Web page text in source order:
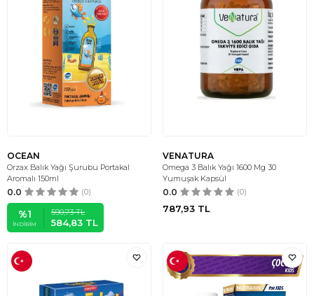
OCEAN
Orzax Balık Yağı Şurubu Portakal
Aromalı 150ml
0.0 (0)
%1
İNDIRIM
590,73TL
584,83 TL
VENATURA
Omega 3 Balık Yağı 1600 Mg 30
Yumuşak Kapsül
0.0 (0)
787,93 TL